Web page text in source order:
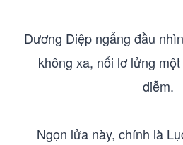
Dương Diệp ngẩng đầu
không xa, nổi lơ lửng
diễm.
Ngọn lửa này, chính là